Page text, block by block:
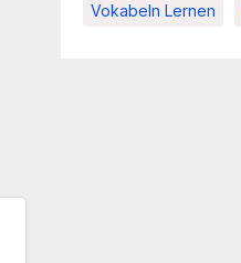
Vokabeln Lernen